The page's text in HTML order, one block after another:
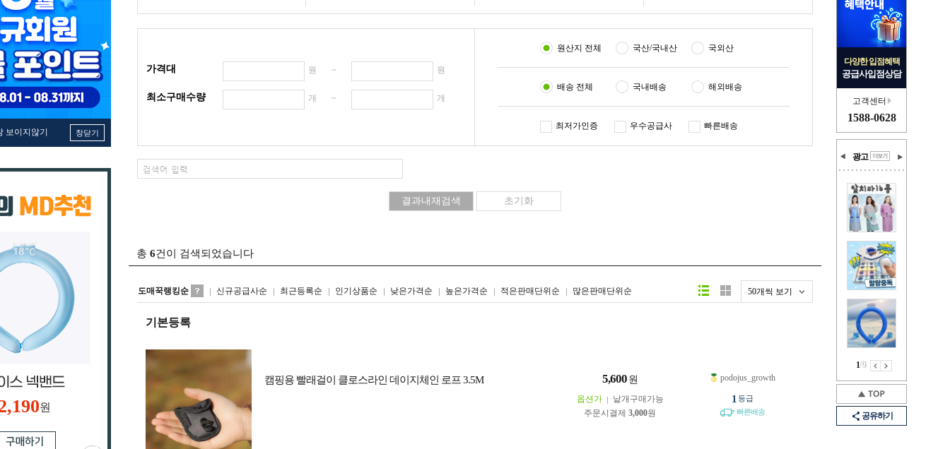
보이지않기 창닫기
원
다양한 입점혜택
공급사입점상담
고객센터
1588-0628
광고
1/9
공유하기
가격대 원 ~ 원
최소구매수량 개 ~ 개
원산지 전체 국산/국내산 국외산
배송 전체 국내배송 해외배송
최저가인증 우수공급사 빠른배송
총 6건이 검색되었습니다
도매꾹랭킹순 신규공급사순 최근등록순 인기상품순 낮은가격순 높은가격순 적은판매단위순 많은판매단위순 50개씩 보기
리스트형갤러리형
기본등록
캠핑용 빨래걸이 클로스라인 데이지체인 로프 3.5M 5,600 원
옵션가
낱개구매가능
주문시결제 3,000원
podojus_growth
1 등급
빠른배송